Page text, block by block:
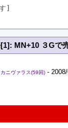
す]
MN+10 ３Gで
カニヴァラス(59回) -